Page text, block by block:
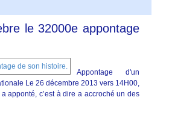
le 32000e appontage
Appontage d'un
Le 26 décembre 2013 vers 14H00,
apponté, c’est à dire a accroché un des